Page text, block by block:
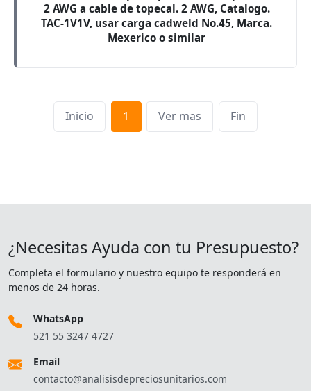
2 AWG a cable de topecal. 2 AWG, Catalogo.
TAC-1V1V, usar carga cadweld No.45, Marca.
Mexerico o similar
Inicio 1 Ver mas Fin
¿Necesitas Ayuda con tu Presupuesto?
Completa el formulario y nuestro equipo te responderá en
menos de 24 horas.
WhatsApp
521 55 3247 4727
Email
contacto@analisisdepreciosunitarios.com